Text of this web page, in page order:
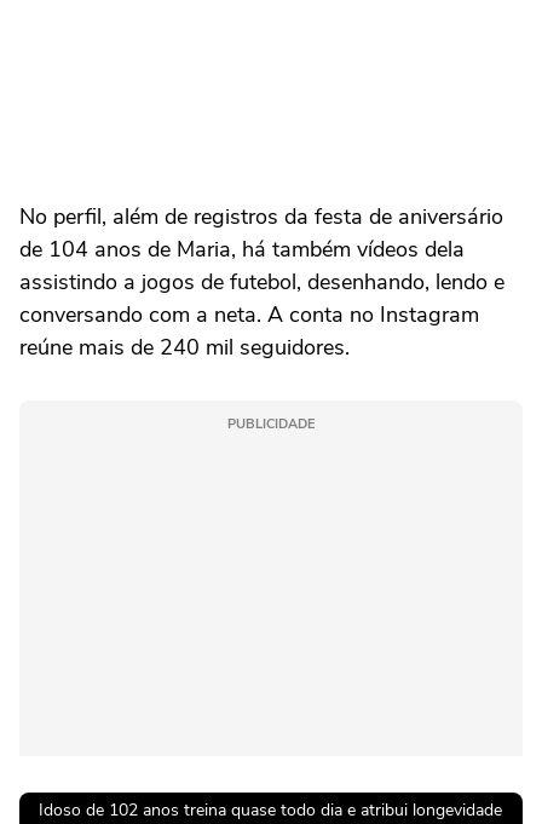
No perfil, além de registros da festa de aniversário
de 104 anos de Maria, há também vídeos dela
assistindo a jogos de futebol, desenhando, lendo e
conversando com a neta. A conta no Instagram
reúne mais de 240 mil seguidores.
PUBLICIDADE
Idoso de 102 anos treina quase todo dia e atribui longevidade